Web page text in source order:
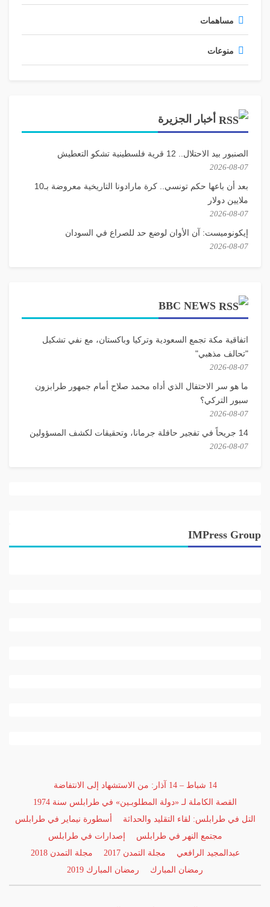
مساهمات
منوعات
أخبار الجزيرة
الصنبور بيد الاحتلال.. 12 قرية فلسطينية تشكو التعطيش
2026-08-07
بعد أن باعها حكم تونسي.. كرة مارادونا التاريخية معروضة بـ10
ملايين دولار
2026-08-07
إيكونوميست: آن الأوان لوضع حد للصراع في السودان
2026-08-07
BBC NEWS
اتفاقية مكة تجمع السعودية وتركيا وباكستان، مع نفي تشكيل
"تحالف مذهبي"
2026-08-07
ما هو سر الاحتفال الذي أداه محمد صلاح أمام جمهور طرابزون
سبور التركي؟
2026-08-07
14 جريحاً في تفجير حافلة جرمانا، وتحقيقات لكشف المسؤولين
2026-08-07
IMPress Group
14 شباط – 14 آذار: من الاستشهاد إلى الانتفاضة
القصة الكاملة لـ «دولة المطلوبـين» في طرابلس سنة 1974
التل في طرابلس: لقاء التقليد والحداثة
أسطورة نيماير في طرابلس
مجتمع النهر في طرابلس
إصدارات في طرابلس
عبدالمجيد الرافعي
مجلة التمدن 2017
مجلة التمدن 2018
رمضان المبارك
رمضان المبارك 2019